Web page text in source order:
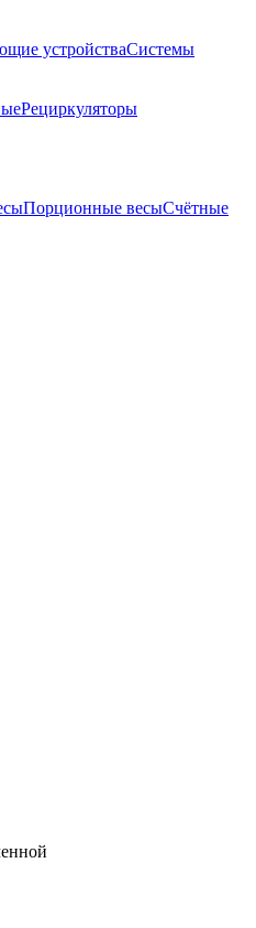
устройстваСистемы
Рециркуляторы
Порционные весыСчётные